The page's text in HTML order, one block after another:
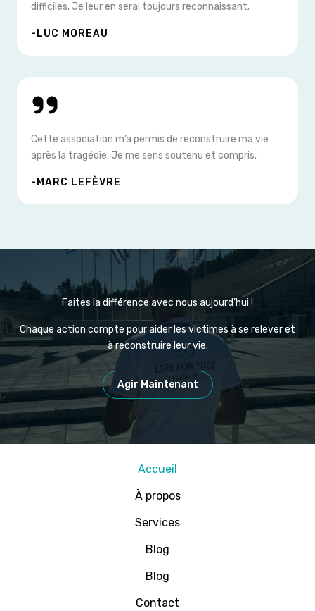
difficiles. Je leur en serai toujours reconnaissant.
-LUC MOREAU
Cette association m’a permis de reconstruire ma vie
après la tragédie. Je me sens soutenu et compris.
-MARC LEFÈVRE
Faites la différence avec nous aujourd’hui !
Chaque action compte pour aider les victimes à se relever et
à reconstruire leur vie.
Agir Maintenant
Accueil
À propos
Services
Blog
Blog
Contact